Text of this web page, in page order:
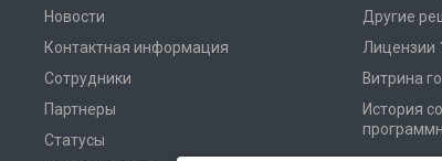
Новости
Контактная информация
Сотрудники
Партнеры
Статусы
Другие
Лицензии
Витрина
История